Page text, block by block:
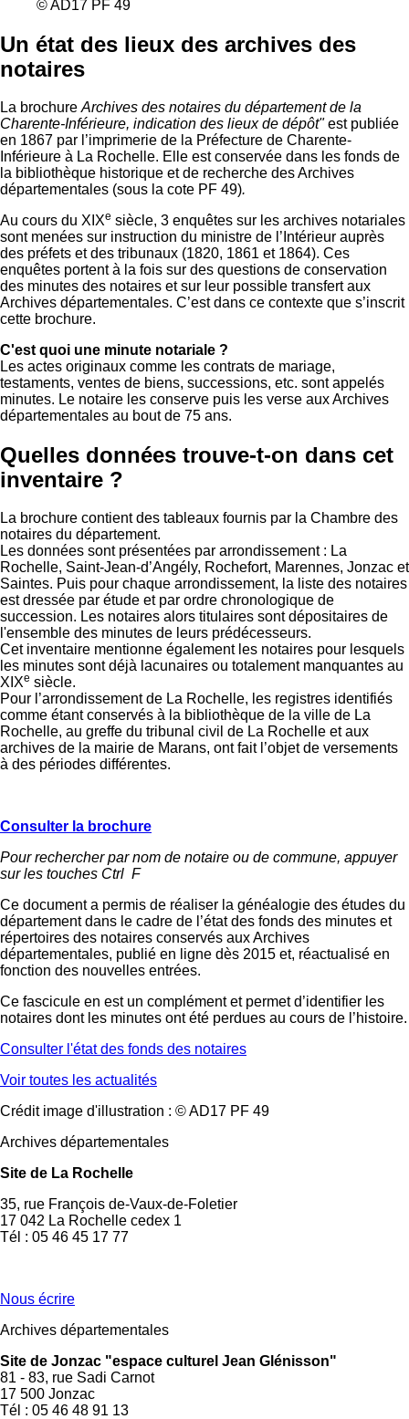
© AD17 PF 49
Un état des lieux des archives des
notaires
La brochure Archives des notaires du département de la
Charente-Inférieure, indication des lieux de dépôt"est publiée
en 1867 par l’imprimerie de la Préfecture de Charente-
Inférieure à La Rochelle. Elle est conservée dans les fonds de
la bibliothèque historique et de recherche des Archives
départementales (sous la cote PF 49).
Au cours du XIXe siècle, 3 enquêtes sur les archives notariales
sont menées sur instruction du ministre de l’Intérieur auprès
des préfets et des tribunaux (1820, 1861 et 1864). Ces
enquêtes portent à la fois sur des questions de conservation
des minutes des notaires et sur leur possible transfert aux
Archives départementales. C’est dans ce contexte que s’inscrit
cette brochure.
C'est quoi une minute notariale ?
Les actes originaux comme les contrats de mariage,
testaments, ventes de biens, successions, etc. sont appelés
minutes. Le notaire les conserve puis les verse aux Archives
départementales au bout de 75 ans.
Quelles données trouve-t-on dans cet
inventaire ?
La brochure contient des tableaux fournis par la Chambre des
notaires du département.
Les données sont présentées par arrondissement : La
Rochelle, Saint-Jean-d’Angély, Rochefort, Marennes, Jonzac et
Saintes. Puis pour chaque arrondissement, la liste des notaires
est dressée par étude et par ordre chronologique de
succession. Les notaires alors titulaires sont dépositaires de
l'ensemble des minutes de leurs prédécesseurs.
Cet inventaire mentionne également les notaires pour lesquels
les minutes sont déjà lacunaires ou totalement manquantes au
XIXe siècle.
Pour l’arrondissement de La Rochelle, les registres identifiés
comme étant conservés à la bibliothèque de la ville de La
Rochelle, au greffe du tribunal civil de La Rochelle et aux
archives de la mairie de Marans, ont fait l’objet de versements
à des périodes différentes.
Consulter la brochure
Pour rechercher par nom de notaire ou de commune, appuyer
sur les touches Ctrl F
Ce document a permis de réaliser la généalogie des études du
département dans le cadre de l’état des fonds des minutes et
répertoires des notaires conservés aux Archives
départementales, publié en ligne dès 2015 et, réactualisé en
fonction des nouvelles entrées.
Ce fascicule en est un complément et permet d’identifier les
notaires dont les minutes ont été perdues au cours de l’histoire.
Consulter l'état des fonds des notaires
Voir toutes les actualités
Crédit image d'illustration : © AD17 PF 49
Archives départementales
Site de La Rochelle
35, rue François de-Vaux-de-Foletier
17 042 La Rochelle cedex 1
Tél : 05 46 45 17 77
Nous écrire
Archives départementales
Site de Jonzac "espace culturel Jean Glénisson"
81 - 83, rue Sadi Carnot
17 500 Jonzac
Tél : 05 46 48 91 13